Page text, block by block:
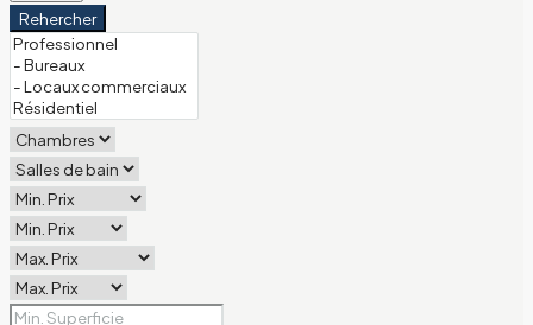
Rehercher